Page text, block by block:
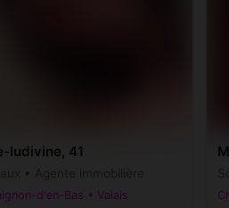
ludivine, 41
d'en-Bas • Valais